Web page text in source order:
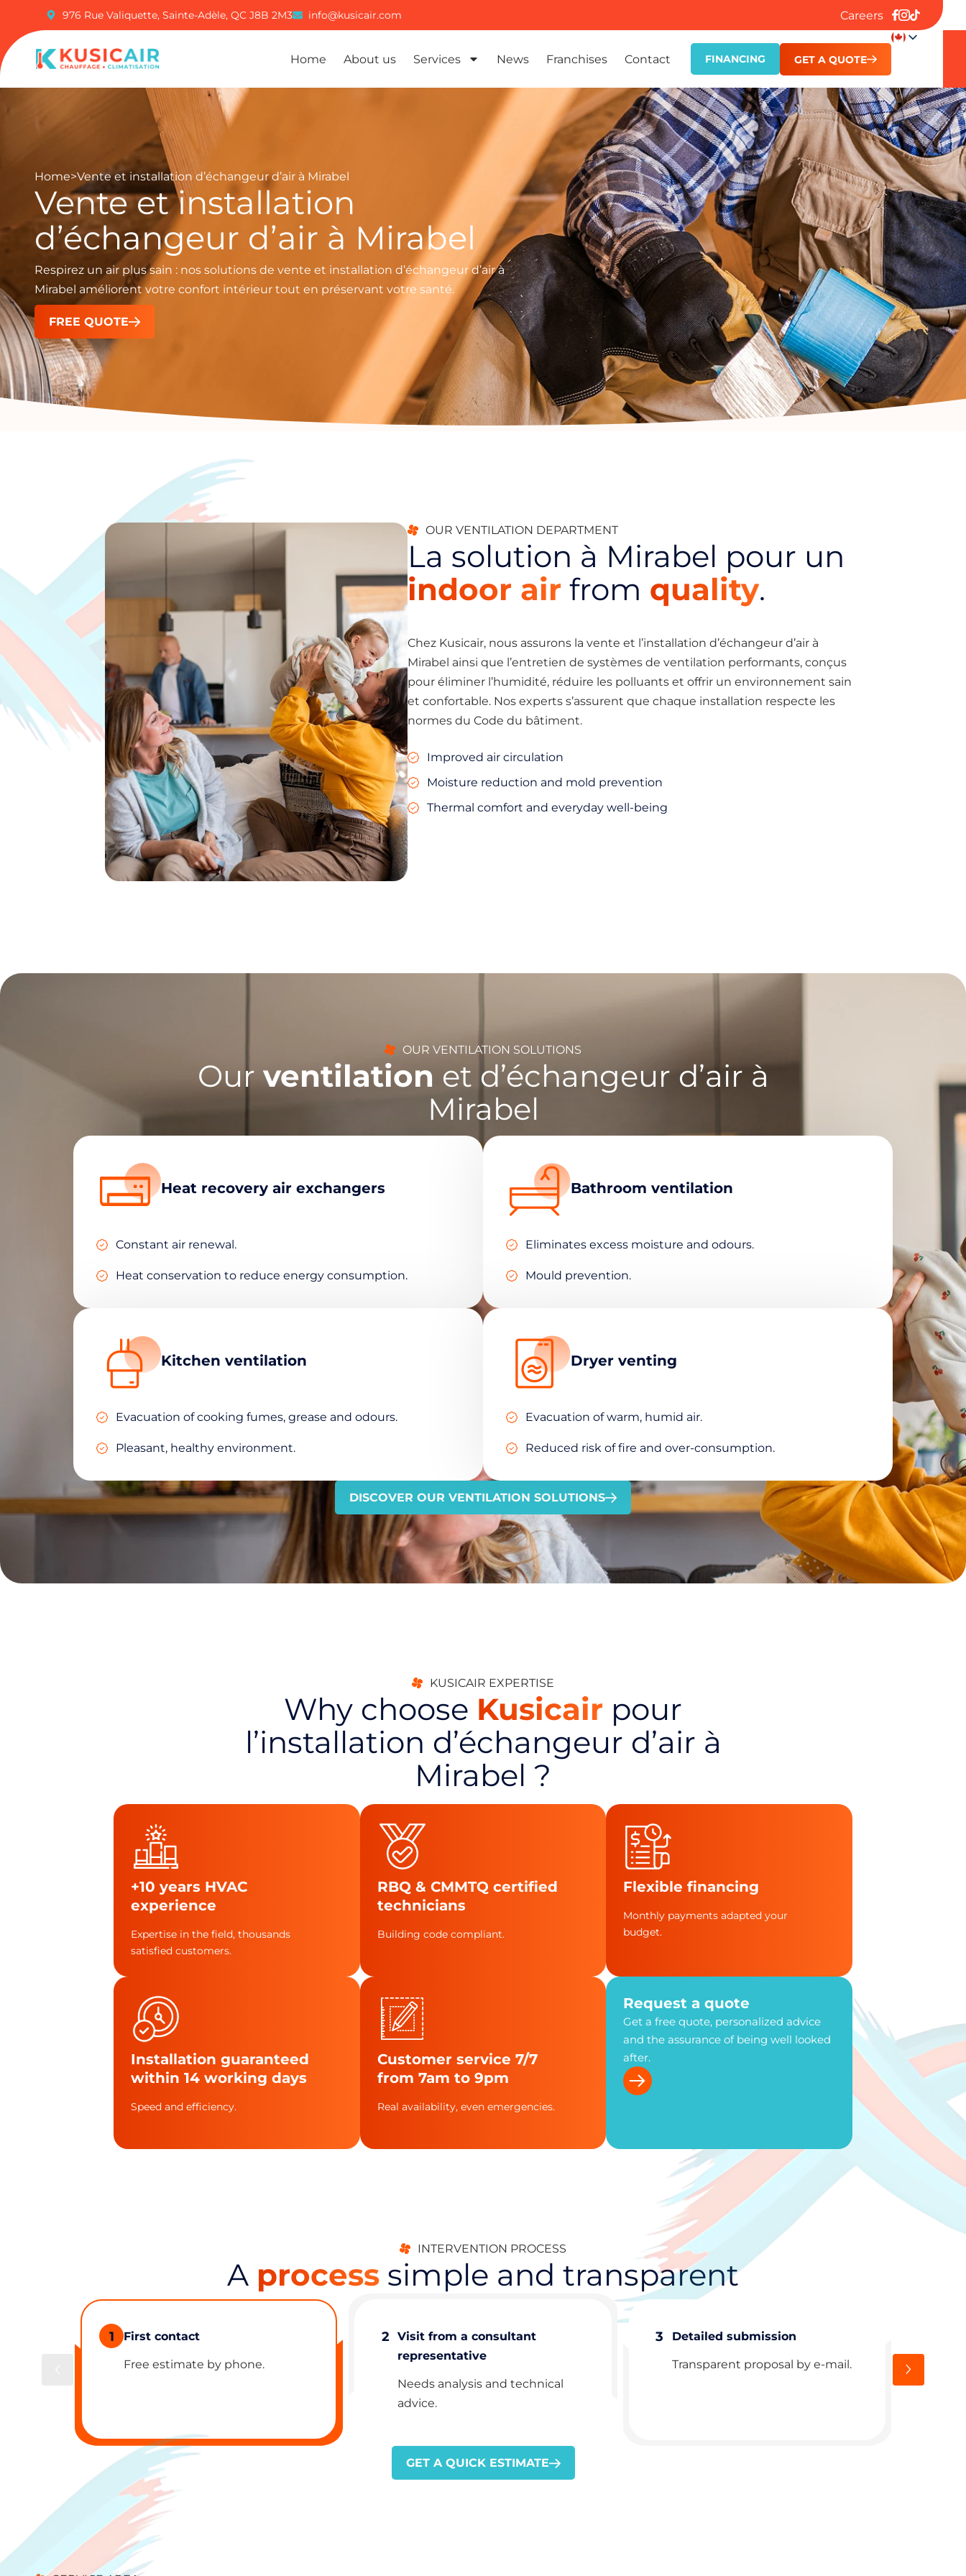
976 Rue Valiquette, Sainte-Adèle, QC J8B 2M3 info@kusicair.com Careers
Home About us Services News Franchises Contact FINANCING GET A QUOTE
Home>Vente et installation d’échangeur d’air à Mirabel
Vente et installation
d’échangeur d’air à Mirabel
Respirez un air plus sain : nos solutions de vente et installation d’échangeur d’air à
Mirabel améliorent votre confort intérieur tout en préservant votre santé.
FREE QUOTE
OUR VENTILATION DEPARTMENT
La solution à Mirabel pour un
indoor air from quality.
Chez Kusicair, nous assurons la vente et l’installation d’échangeur d’air à
Mirabel ainsi que l’entretien de systèmes de ventilation performants, conçus
pour éliminer l’humidité, réduire les polluants et offrir un environnement sain
et confortable. Nos experts s’assurent que chaque installation respecte les
normes du Code du bâtiment.
Improved air circulation
Moisture reduction and mold prevention
Thermal comfort and everyday well-being
OUR VENTILATION SOLUTIONS
Ourventilation et d’échangeur d’air à
Mirabel
Heat recovery air exchangers
Constant air renewal.
Heat conservation to reduce energy consumption.
Bathroom ventilation
Eliminates excess moisture and odours.
Mould prevention.
Kitchen ventilation
Evacuation of cooking fumes, grease and odours.
Pleasant, healthy environment.
Dryer venting
Evacuation of warm, humid air.
Reduced risk of fire and over-consumption.
DISCOVER OUR VENTILATION SOLUTIONS
KUSICAIR EXPERTISE
Why choose Kusicair pour
l’installation d’échangeur d’air à
Mirabel ?
+10 years HVAC
experience
Expertise in the field, thousands
satisfied customers.
RBQ & CMMTQ certified
technicians
Building code compliant.
Flexible financing
Monthly payments adapted your
budget.
Installation guaranteed
within 14 working days
Speed and efficiency.
Customer service 7/7
from 7am to 9pm
Real availability, even emergencies.
Request a quote
Get a free quote, personalized advice
and the assurance of being well looked
after.
INTERVENTION PROCESS
A process simple and transparent
1 First contact
Free estimate by phone.
2
Visit from a consultant
representative
Needs analysis and technical
advice.
3 Detailed submission
Transparent proposal by e-mail.
GET A QUICK ESTIMATE